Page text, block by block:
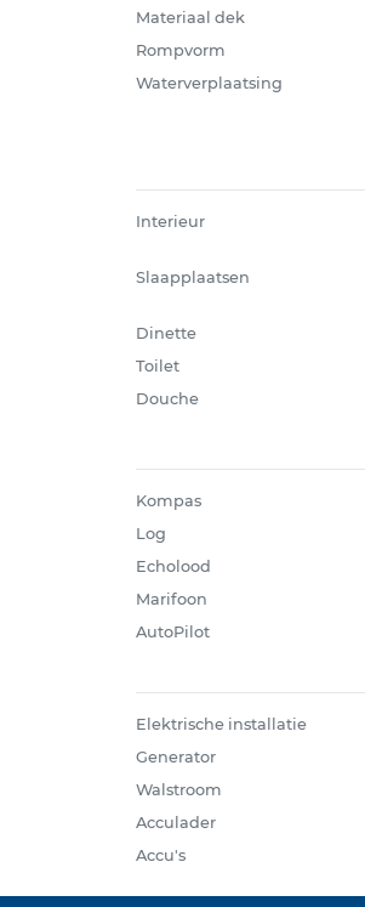
Materiaal dek
Rompvorm
Waterverplaatsing
Interieur
Slaapplaatsen
Dinette
Toilet
Douche
Kompas
Log
Echolood
Marifoon
AutoPilot
Elektrische installatie
Generator
Walstroom
Acculader
Accu's